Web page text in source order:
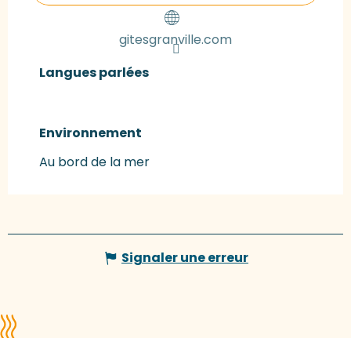
gitesgranville.com
Langues parlées
Langues parlées
Environnement
Environnement
Au bord de la mer
Signaler une erreur